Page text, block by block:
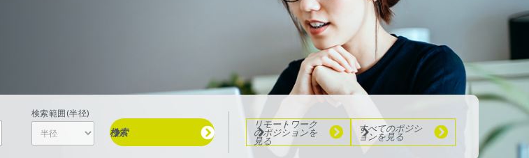
リモートワーク
のポジションを
見る
すべてのポジシ
ョンを見る
検索範囲(半径)
検索
リモートワーク
のポジションを
見る
すべてのポジシ
ョンを見る